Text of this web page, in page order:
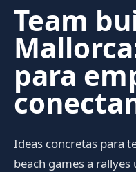
Team
para
Ideas concretas para
beach games a rallyes